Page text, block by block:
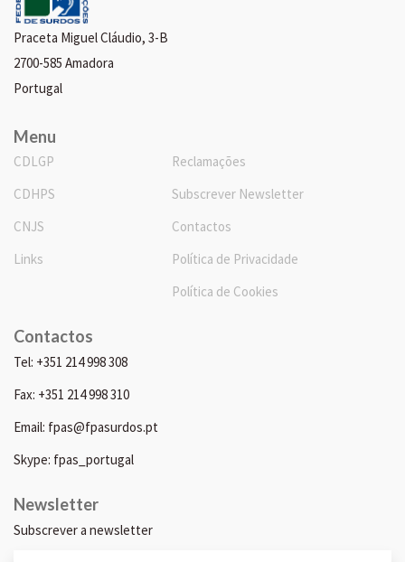
Praceta Miguel Cláudio, 3-B
2700-585 Amadora
Portugal
Menu
CDLGP
CDHPS
CNJS
Links
Reclamações
Subscrever Newsletter
Contactos
Política de Privacidade
Política de Cookies
Contactos
Tel: +351 214 998 308
Fax: +351 214 998 310
Email: fpas@fpasurdos.pt
Skype: fpas_portugal
Newsletter
Subscrever a newsletter